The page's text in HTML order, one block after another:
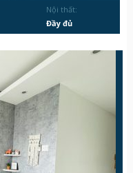
Nội thất:
Đầy đủ